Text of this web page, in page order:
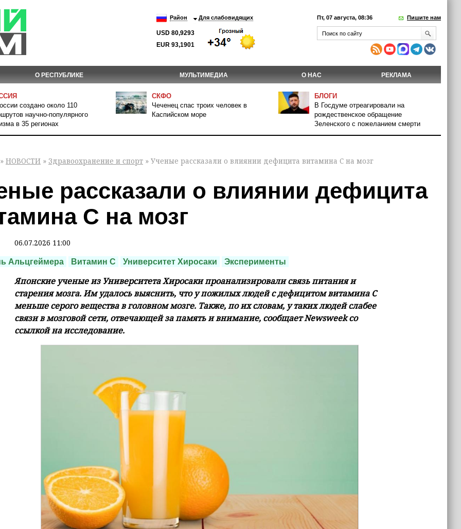
Район Для слабовидящих
USD 80,9293
EUR 93,1901
Пт, 07 августа, 08:36 Пишите нам
О РЕСПУБЛИКЕ МУЛЬТИМЕДИА О НАС РЕКЛАМА
создано около 110
научно-популярного
в 35 регионах
СКФО
Чеченец спас троих человек в
Каспийском море
БЛОГИ
В Госдуме отреагировали на
рождественское обращение
Зеленского с пожеланием смерти
» НОВОСТИ » Здравоохранение и спорт » Ученые рассказали о влиянии дефицита витамина С на мозг
рассказали о влиянии дефицита
С на мозг
06.07.2026 11:00
Альцгеймера Витамин С Университет Хиросаки Эксперименты
Японские ученые из Университета Хиросаки проанализировали связь питания и
старения мозга. Им удалось выяснить, что у пожилых людей с дефицитом витамина С
меньше серого вещества в головном мозге. Также, по их словам, у таких людей слабее
связи в мозговой сети, отвечающей за память и внимание, сообщает Newsweek со
ссылкой на исследование.